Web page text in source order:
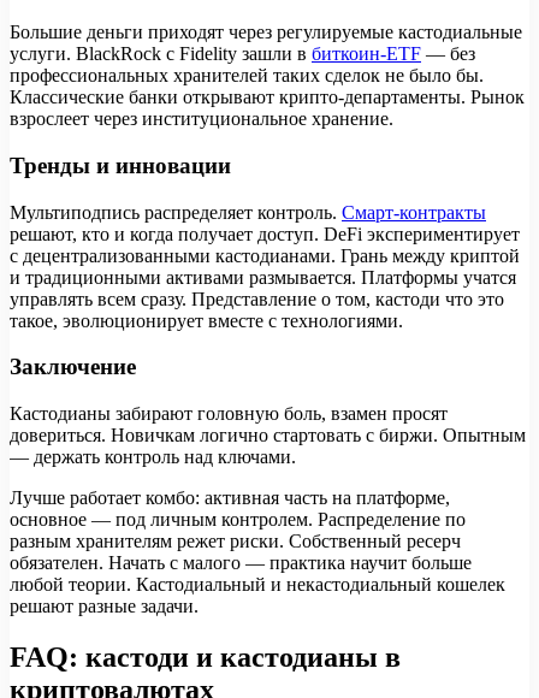
Большие деньги приходят через регулируемые кастодиальные
услуги. BlackRock с Fidelity зашли в биткоин-ETF — без
профессиональных хранителей таких сделок не было бы.
Классические банки открывают крипто-департаменты. Рынок
взрослеет через институциональное хранение.
Тренды и инновации
Мультиподпись распределяет контроль. Смарт-контракты
решают, кто и когда получает доступ. DeFi экспериментирует
с децентрализованными кастодианами. Грань между криптой
и традиционными активами размывается. Платформы учатся
управлять всем сразу. Представление о том, кастоди что это
такое, эволюционирует вместе с технологиями.
Заключение
Кастодианы забирают головную боль, взамен просят
довериться. Новичкам логично стартовать с биржи. Опытным
— держать контроль над ключами.
Лучше работает комбо: активная часть на платформе,
основное — под личным контролем. Распределение по
разным хранителям режет риски. Собственный ресерч
обязателен. Начать с малого — практика научит больше
любой теории. Кастодиальный и некастодиальный кошелек
решают разные задачи.
FAQ: кастоди и кастодианы в
криптовалютах